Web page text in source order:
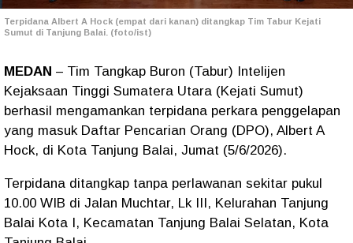
Terpidana Albert A Hock (empat dari kanan) ditangkap Tim Tabur Kejati
Sumut di Tanjung Balai. (foto/ist)
MEDAN – Tim Tangkap Buron (Tabur) Intelijen
Kejaksaan Tinggi Sumatera Utara (Kejati Sumut)
berhasil mengamankan terpidana perkara penggelapan
yang masuk Daftar Pencarian Orang (DPO), Albert A
Hock, di Kota Tanjung Balai, Jumat (5/6/2026).
Terpidana ditangkap tanpa perlawanan sekitar pukul
10.00 WIB di Jalan Muchtar, Lk III, Kelurahan Tanjung
Balai Kota I, Kecamatan Tanjung Balai Selatan, Kota